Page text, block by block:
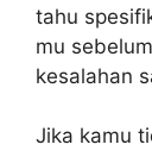
tahu
mu
kesalahan
Jika kamu